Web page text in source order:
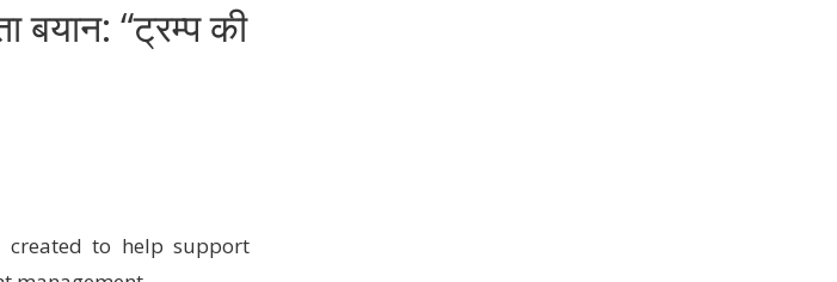
“ट्रम्प की
created to help support